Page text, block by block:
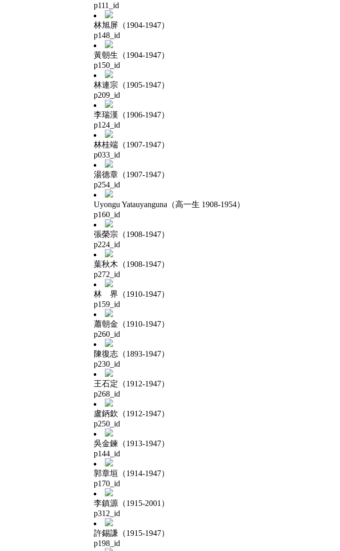
p111_id
林旭屏（1904-1947）
p148_id
黃朝生（1904-1947）
p150_id
林連宗（1905-1947）
p209_id
李瑞漢（1906-1947）
p124_id
林桂端（1907-1947）
p033_id
湯德章（1907-1947）
p254_id
Uyongu Yatauyanguna（高一生 1908-1954）
p160_id
張榮宗（1908-1947）
p224_id
葉秋木（1908-1947）
p272_id
林 界（1910-1947）
p159_id
蕭朝金（1910-1947）
p260_id
陳復志（1893-1947）
p230_id
王石定（1912-1947）
p268_id
盧鈵欽（1912-1947）
p250_id
吳金鍊（1913-1947）
p144_id
郭章垣（1914-1947）
p170_id
李鎮源（1915-2001）
p312_id
許錫謙（1915-1947）
p198_id